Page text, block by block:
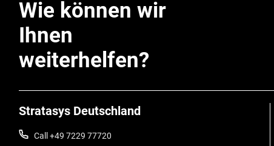
Wie können wir
Ihnen
weiterhelfen?
Stratasys Deutschland
Call +49 7229 77720